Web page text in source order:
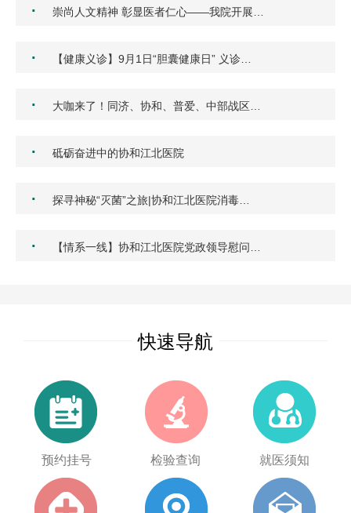
· 崇尚人文精神 彰显医者仁心——我院开展…
· 【健康义诊】9月1日“胆囊健康日” 义诊…
· 大咖来了！同济、协和、普爱、中部战区…
· 砥砺奋进中的协和江北医院
· 探寻神秘“灭菌”之旅|协和江北医院消毒…
· 【情系一线】协和江北医院党政领导慰问…
快速导航
预约挂号 检验查询 就医须知